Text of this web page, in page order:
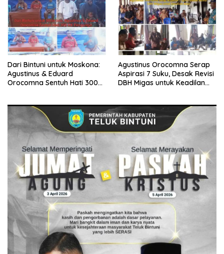
Dari Bintuni untuk Moskona:
Agustinus & Eduard
Orocomna Sentuh Hati 300
Agustinus Orocomna Serap
Aspirasi 7 Suku, Desak Revisi
DBH Migas untuk Keadilan